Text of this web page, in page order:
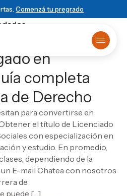
Comenzá tu pregrado
virtual
Virtual
USAP Plus
DUX
Ahora
la Administración y los
Valle
y Gobierno en
, graduate
4+1
visionarias
se estudian
en
completa
de Derecho
para convertirse en
el título de Licenciado
con especialización en
y estudio. En promedio,
dependiendo de la
E-mail Chatea con nosotros
de
puede […]